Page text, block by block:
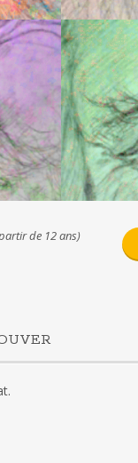
de 12 ans)